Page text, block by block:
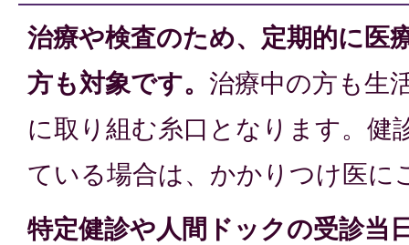
治療や検査のため、定期的に医
方も対象です。 治療中の方も生
に取り組む糸口となります。健
ている場合は、かかりつけ医に
特定健診や人間ドックの受診当